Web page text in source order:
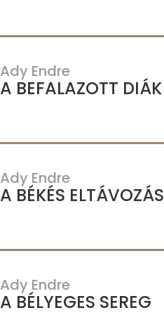
Ady Endre
A BEFALAZOTT DIÁK
Ady Endre
A BÉKÉS ELTÁVOZÁS
Ady Endre
A BÉLYEGES SEREG